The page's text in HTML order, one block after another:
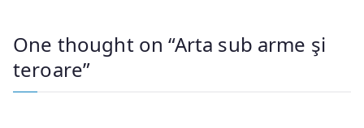
One thought on “Arta sub arme şi
teroare”